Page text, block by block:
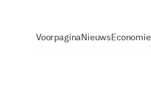
VoorpaginaNieuwsEconomie